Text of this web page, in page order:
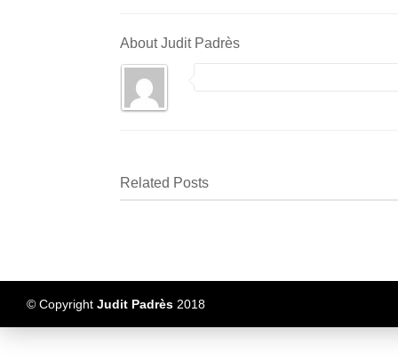
About Judit Padrès
Related Posts
© Copyright Judit Padrès 2018